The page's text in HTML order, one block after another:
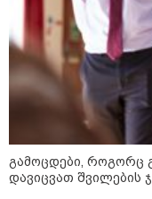
გამოცდები, როგორც
დავიცვათ შვილების